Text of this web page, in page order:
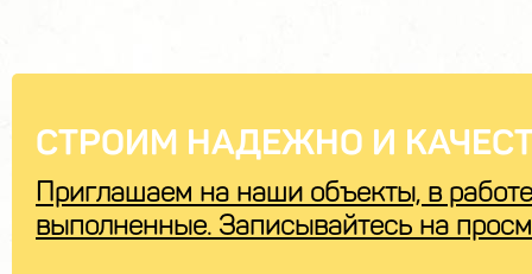
СТРОИМ НАДЕЖНО И
Приглашаем на наши объекты, в
выполненные. Записывайтесь на